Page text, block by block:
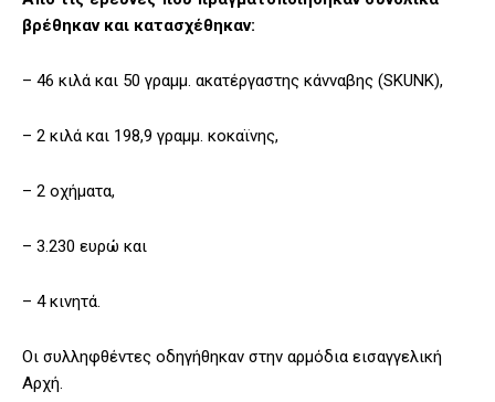
βρέθηκαν και κατασχέθηκαν:
– 46 κιλά και 50 γραμμ. ακατέργαστης κάνναβης (SKUNK),
– 2 κιλά και 198,9 γραμμ. κοκαϊνης,
– 2 οχήματα,
– 3.230 ευρώ και
– 4 κινητά.
Οι συλληφθέντες οδηγήθηκαν στην αρμόδια εισαγγελική
Αρχή.